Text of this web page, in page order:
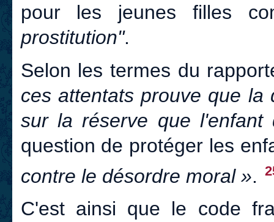
pour les jeunes filles
prostitution".
Selon les termes du
ces attentats prouve que la
sur la réserve que l'enfant
question de protéger les
contre le désordre moral ».
C'est ainsi que le code